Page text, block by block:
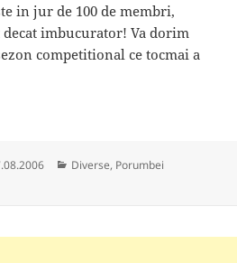
in jur de 100 de membri,
decat imbucurator! Va dorim
competitional ce tocmai a
Categorii
Diverse, Porumbei